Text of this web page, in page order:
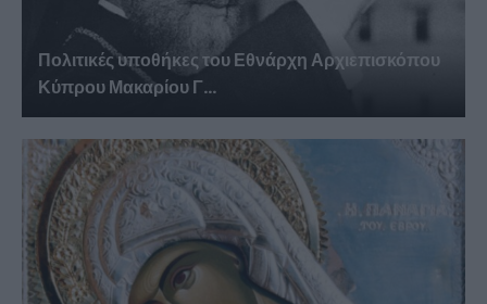
Πολιτικές υποθήκες του Εθνάρχη Αρχιεπισκόπου
Κύπρου Μακαρίου Γ...